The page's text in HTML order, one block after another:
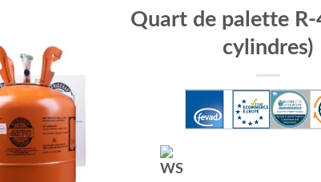
Quart de palette
cylindres)